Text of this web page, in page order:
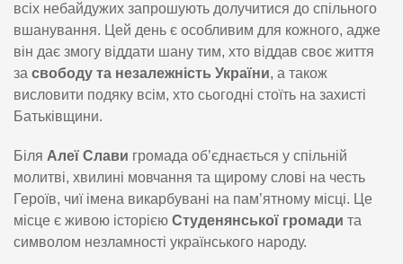
всіх небайдужих запрошують долучитися до спільного
вшанування. Цей день є особливим для кожного, адже
він дає змогу віддати шану тим, хто віддав своє життя
за свободу та незалежність України, а також
висловити подяку всім, хто сьогодні стоїть на захисті
Батьківщини.
Біля Алеї Слави громада об’єднається у спільній
молитві, хвилині мовчання та щирому слові на честь
Героїв, чиї імена викарбувані на пам’ятному місці. Це
місце є живою історією Студенянської громади та
символом незламності українського народу.